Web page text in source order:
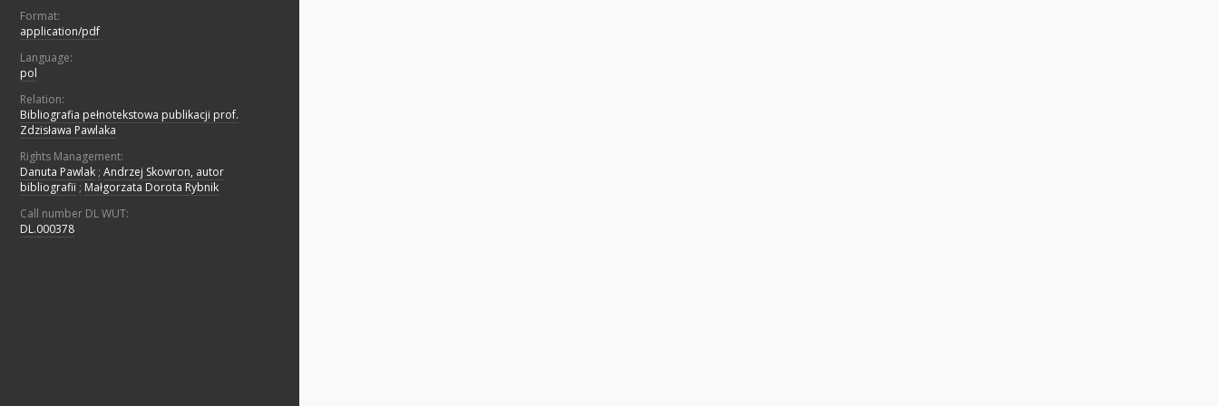
Format:
application/pdf
Language:
pol
Relation:
Bibliografia pełnotekstowa publikacji prof.
Zdzisława Pawlaka
Rights Management:
Danuta Pawlak ; Andrzej Skowron, autor
bibliografii ; Małgorzata Dorota Rybnik
Call number DL WUT:
DL.000378